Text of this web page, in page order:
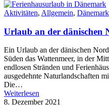
Aktivitäten, Allgemein, Dänemark
Urlaub an der dänischen
Ein Urlaub an der dänischen
Süden das Wattenmeer, in der
endlosen Stränden und
ausgedehnte Naturlandschaften
Die…
Weiterlesen
8. Dezember 2021